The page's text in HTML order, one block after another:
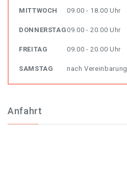
MITTWOCH 09.00 - 18.00 Uhr
DONNERSTAG09.00 - 20.00 Uhr
FREITAG 09.00 - 20.00 Uhr
SAMSTAG nach Vereinbarung
Anfahrt